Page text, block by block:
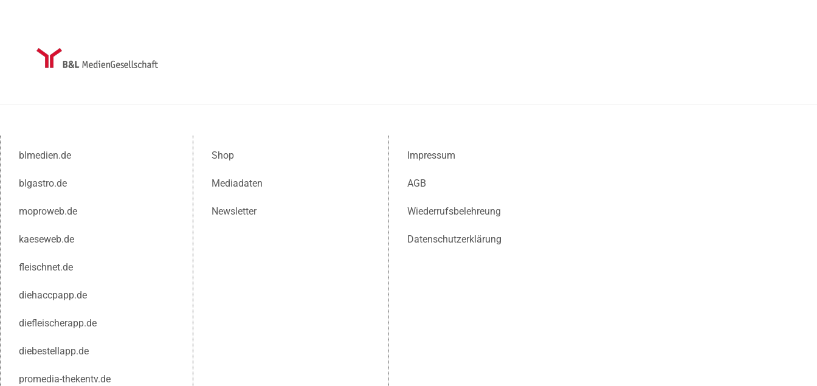
blmedien.de
blgastro.de
moproweb.de
kaeseweb.de
fleischnet.de
diehaccpapp.de
diefleischerapp.de
diebestellapp.de
promedia-thekentv.de
Shop
Mediadaten
Newsletter
Impressum
AGB
Wiederrufsbelehreung
Datenschutzerklärung